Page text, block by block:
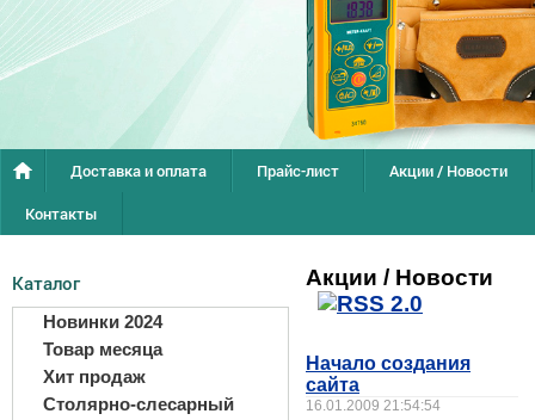
Доставка и оплата Прайс-лист
Акции / Новости
Контакты
Каталог
Новинки 2024
Товар месяца
Хит продаж
Столярно-слесарный
Акции / Новости
Начало создания
сайта
16.01.2009 21:54:54